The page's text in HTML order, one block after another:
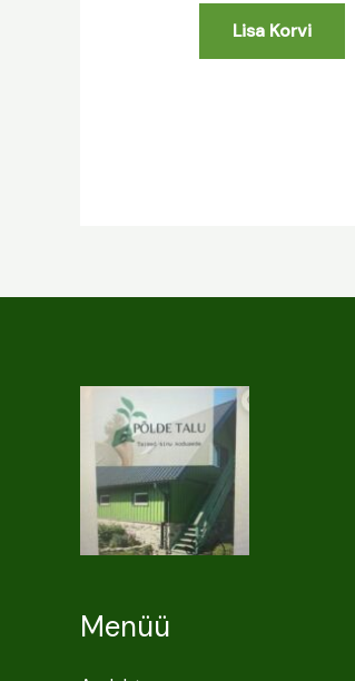
Lisa Korvi
Menüü